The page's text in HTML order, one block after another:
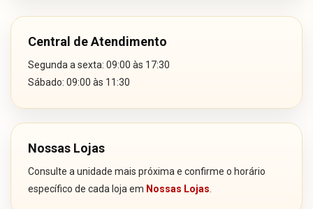
Central de Atendimento
Segunda a sexta: 09:00 às 17:30
Sábado: 09:00 às 11:30
Nossas Lojas
Consulte a unidade mais próxima e confirme o horário
específico de cada loja em Nossas Lojas